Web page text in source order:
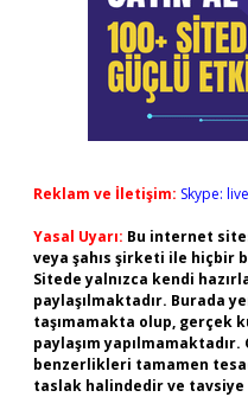
Reklam ve İletişim: Skype:
Yasal Uyarı: Bu internet
veya şahıs şirketi ile hiçbir
Sitede yalnızca kendi
paylaşılmaktadır. Burada
taşımamakta olup, gerçek
paylaşım
benzerlikleri tamamen
taslak halindedir ve